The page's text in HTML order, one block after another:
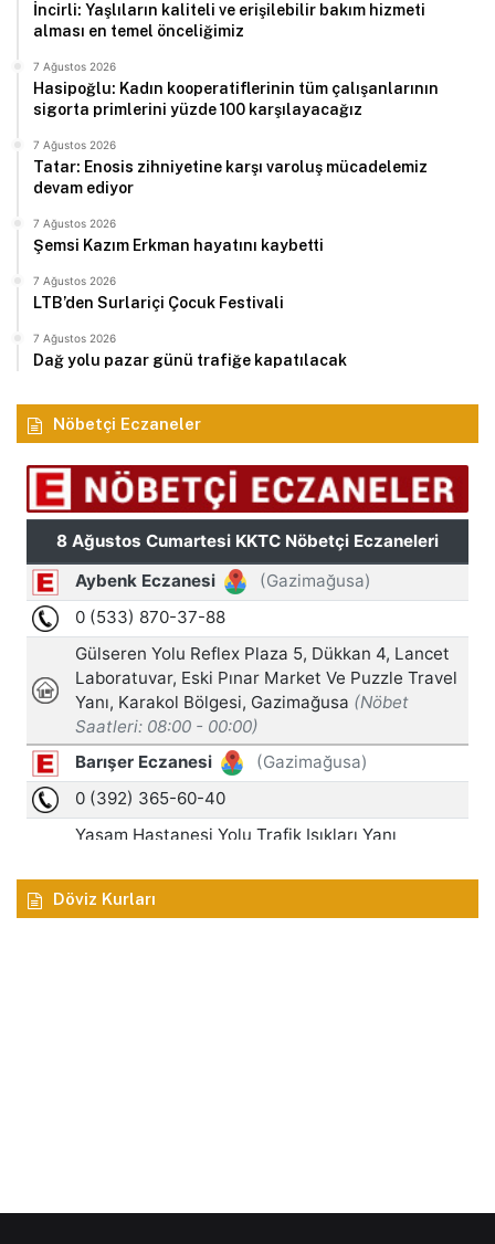
İncirli: Yaşlıların kaliteli ve erişilebilir bakım hizmeti
alması en temel önceliğimiz
7 Ağustos 2026
Hasipoğlu: Kadın kooperatiflerinin tüm çalışanlarının
sigorta primlerini yüzde 100 karşılayacağız
7 Ağustos 2026
Tatar: Enosis zihniyetine karşı varoluş mücadelemiz
devam ediyor
7 Ağustos 2026
Şemsi Kazım Erkman hayatını kaybetti
7 Ağustos 2026
LTB’den Surlariçi Çocuk Festivali
7 Ağustos 2026
Dağ yolu pazar günü trafiğe kapatılacak
Nöbetçi Eczaneler
Döviz Kurları